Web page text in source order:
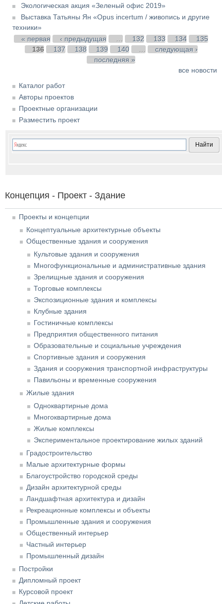
Экологическая акция «Зеленый офис 2019»
Выставка Татьяны Ян «Opus incertum / живопись и другие
техники»
Страницы
« первая ‹ предыдущая … 132 133 134
135
136
137 138 139 140 …
следующая ›
последняя »
все новости
Каталог работ
Авторы проектов
Проектные организации
Разместить проект
Концепция - Проект - Здание
Проекты и концепции
Концептуальные архитектурные объекты
Общественные здания и сооружения
Культовые здания и сооружения
Многофункциональные и административные здания
Зрелищные здания и сооружения
Торговые комплексы
Экспозиционные здания и комплексы
Клубные здания
Гостиничные комплексы
Предприятия общественного питания
Образовательные и социальные учреждения
Спортивные здания и сооружения
Здания и сооружения транспортной инфраструктуры
Павильоны и временные сооружения
Жилые здания
Одноквартирные дома
Многоквартирные дома
Жилые комплексы
Экспериментальное проектирование жилых зданий
Градостроительство
Малые архитектурные формы
Благоустройство городской среды
Дизайн архитектурной среды
Ландшафтная архитектура и дизайн
Рекреационные комплексы и объекты
Промышленные здания и сооружения
Общественный интерьер
Частный интерьер
Промышленный дизайн
Постройки
Дипломный проект
Курсовой проект